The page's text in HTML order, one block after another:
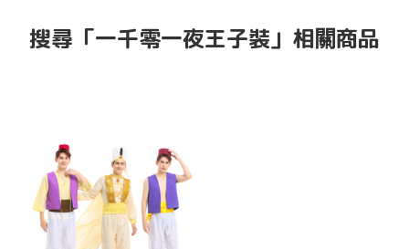
搜尋「一千零一夜王子裝」相關商品